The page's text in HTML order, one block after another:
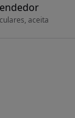
aceita